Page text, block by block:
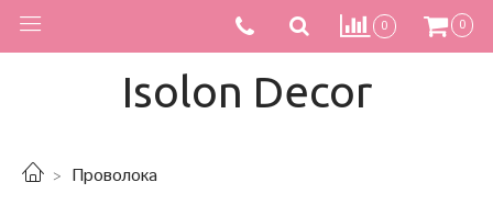
0 0
Isolon Decor
Проволока